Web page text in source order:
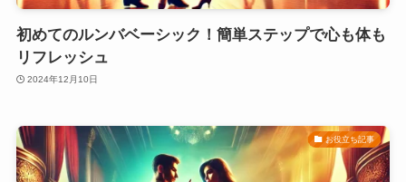
初めてのルンバベーシック！簡単ステップで心も体も
リフレッシュ
2024年12月10日
お役立ち記事